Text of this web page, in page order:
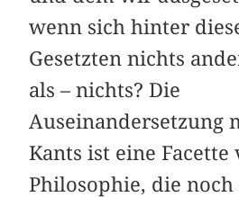
wenn sich hinter
Gesetzten nichts
als – nichts? Die
Auseinandersetzung
Kants ist eine Facette
Philosophie, die